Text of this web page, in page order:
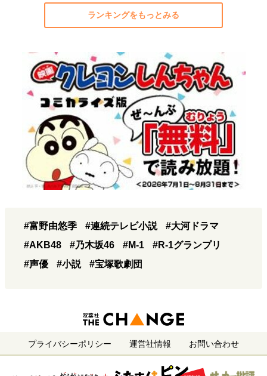
ランキングをもっとみる
#富野由悠季 #連続テレビ小説
#大河ドラマ
#AKB48
#乃木坂46 #M-1
#R-1グランプリ
#声優
#小説 #宝塚歌劇団
プライバシーポリシー 運営社情報 お問い合わせ